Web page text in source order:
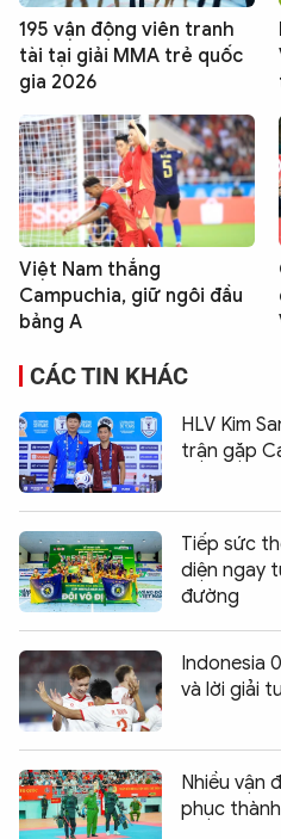
195 vận động viên tranh
tài tại giải MMA trẻ quốc
gia 2026
Việt Nam thắng
Campuchia, giữ ngôi đầu
bảng A
CÁC TIN KHÁC
HLV Kim
trận gặp
Tiếp sức
diện ngay
đường
Indonesia
và lời giải
Nhiều vận
phục